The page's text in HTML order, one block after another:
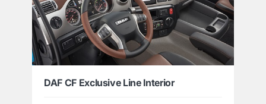
DAF CF Exclusive Line Interior